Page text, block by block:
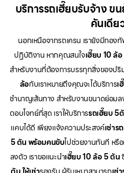
บริการรถเฮี๊ยบรับจ้าง ข
คันเดีย
นอกเหนือจากรถเครน เรายังมีกอ
ปฏิบัติงาน หากคุณสนใจเฮี๊ยบ 10 ล้อ
สำหรับงานที่ต้องการบรรทุกสิ่งของป
ล้อกับเราหมายถึงคุณจะได้บริการเ
ชำนาญเส้นทาง สำหรับงานขนาดย่อมล
ตอบโจทย์ที่สุด เราให้บริการรถเฮี๊ยบ 5
แคบได้ดี เพียงแจ้งความประสงค์เช่าร
5 ตัน พร้อมคนขับไปช่วยงานทันที หรื
ลงตัว เราขอแนะนำเฮี๊ยบ 10 ล้อ 5 ตัน